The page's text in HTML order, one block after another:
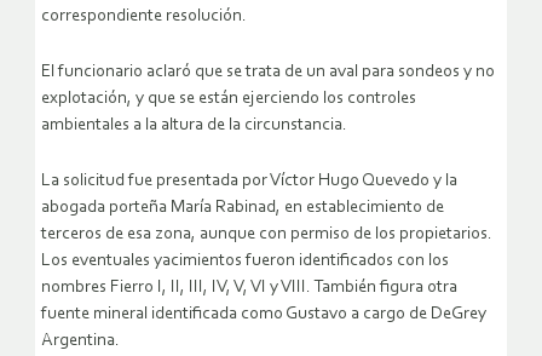
correspondiente resolución.
El funcionario aclaró que se trata de un aval para sondeos y no
explotación, y que se están ejerciendo los controles
ambientales a la altura de la circunstancia.
La solicitud fue presentada por Víctor Hugo Quevedo y la
abogada porteña María Rabinad, en establecimiento de
terceros de esa zona, aunque con permiso de los propietarios.
Los eventuales yacimientos fueron identificados con los
nombres Fierro I, II, III, IV, V, VI y VIII. También figura otra
fuente mineral identificada como Gustavo a cargo de DeGrey
Argentina.